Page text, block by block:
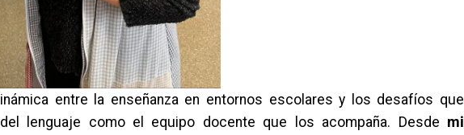
entre la enseñanza en entornos escolares y los desafíos que
lenguaje como el equipo docente que los acompaña. Desde mi